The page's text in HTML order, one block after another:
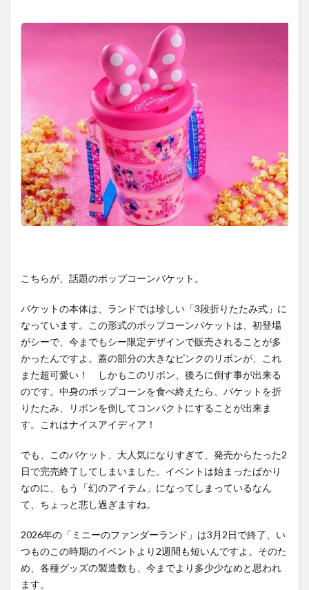
こちらが、話題のポップコーンバケット。
バケットの本体は、ランドでは珍しい「3段折りたたみ式」に
なっています。この形式のポップコーンバケットは、初登場
がシーで、今までもシー限定デザインで販売されることが多
かったんですよ。蓋の部分の大きなピンクのリボンが、これ
また超可愛い！ しかもこのリボン、後ろに倒す事が出来る
のです。中身のポップコーンを食べ終えたら、バケットを折
りたたみ、リボンを倒してコンパクトにすることが出来ま
す。これはナイスアイディア！
でも、このバケット、大人気になりすぎて、発売からたった2
日で完売終了してしまいました。イベントは始まったばかり
なのに、もう「幻のアイテム」になってしまっているなん
て、ちょっと悲し過ぎますね。
2026年の「ミニーのファンダーランド」は3月2日で終了、い
つものこの時期のイベントより2週間も短いんですよ。そのた
め、各種グッズの製造数も、今までより多少少なめと思われ
ます。